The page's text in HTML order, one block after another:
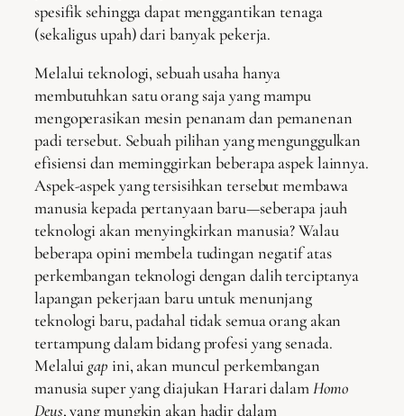
spesifik sehingga dapat menggantikan tenaga
(sekaligus upah) dari banyak pekerja.
Melalui teknologi, sebuah usaha hanya
membutuhkan satu orang saja yang mampu
mengoperasikan mesin penanam dan pemanenan
padi tersebut. Sebuah pilihan yang mengunggulkan
efisiensi dan meminggirkan beberapa aspek lainnya.
Aspek-aspek yang tersisihkan tersebut membawa
manusia kepada pertanyaan baru—seberapa jauh
teknologi akan menyingkirkan manusia? Walau
beberapa opini membela tudingan negatif atas
perkembangan teknologi dengan dalih terciptanya
lapangan pekerjaan baru untuk menunjang
teknologi baru, padahal tidak semua orang akan
tertampung dalam bidang profesi yang senada.
Melalui gap ini, akan muncul perkembangan
manusia super yang diajukan Harari dalamHomo
Deus, yang mungkin akan hadir dalam